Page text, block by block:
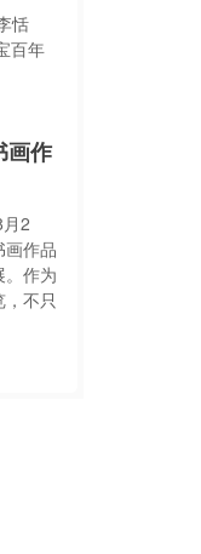
恬
百年
作
2
作品
。作为
不只